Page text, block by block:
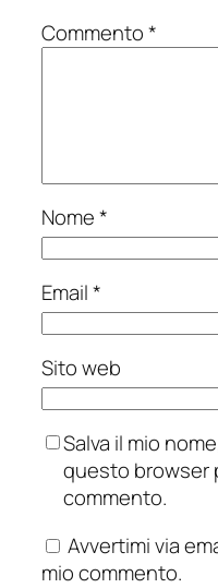
Commento*
Nome*
Email*
Sito web
Salva il mio
questo browser
commento.
Avvertimi via
mio commento.